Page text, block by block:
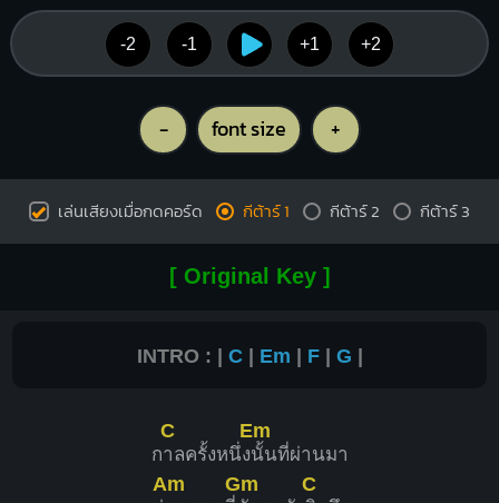
-2 -1 +1 +2
- font size +
เล่นเสียงเมื่อกดคอร์ด กีต้าร์ 1 กีต้าร์ 2 กีต้าร์ 3
[ Original Key ]
INTRO : | C | Em | F| G |
ก
C
าลครั้งหนึ่ง
Em
นั้นที่ผ่านมา
Am Gm C